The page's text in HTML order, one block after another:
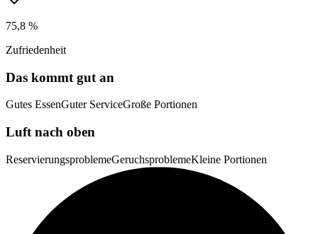
75,8 %
Zufriedenheit
Das kommt gut an
Gutes EssenGuter ServiceGroße Portionen
Luft nach oben
ReservierungsproblemeGeruchsproblemeKleine Portionen